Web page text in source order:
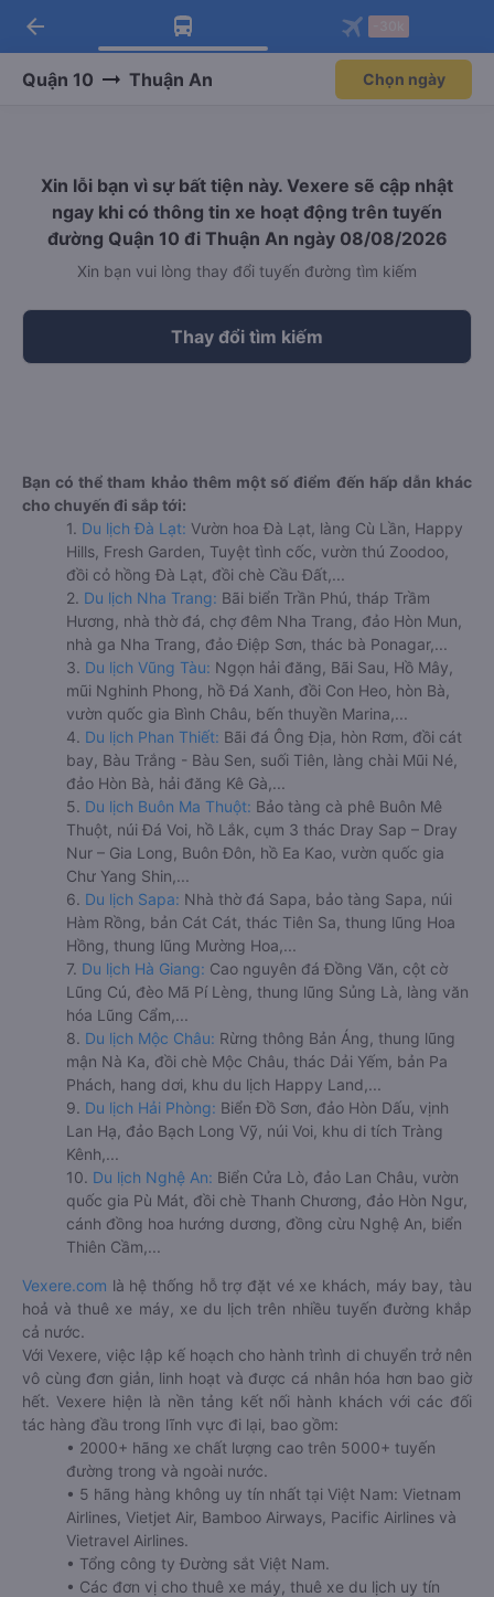
Tải app Vexere ngay!
Nhận ưu đãi thành viên độc
Mở app
Tải app Vexere
-30k/ghế khi đặt vé máy bay qua
Mở app
arrow_back
Quận 10 Thuận An Chọn ngày
Xin lỗi bạn vì sự bất tiện này. Vexere sẽ cập nhật
ngay khi có thông tin xe hoạt động trên tuyến
đường Quận 10 đi Thuận An ngày 08/08/2026
Xin bạn vui lòng thay đổi tuyến đường tìm kiếm
Thay đổi tìm kiếm
Bạn có thể tham khảo thêm một số điểm đến hấp dẫn khác
cho chuyến đi sắp tới:
1. Du lịch Đà Lạt: Vườn hoa Đà Lạt, làng Cù Lần, Happy
Hills, Fresh Garden, Tuyệt tình cốc, vườn thú Zoodoo,
đồi cỏ hồng Đà Lạt, đồi chè Cầu Đất,...
2. Du lịch Nha Trang: Bãi biển Trần Phú, tháp Trầm
Hương, nhà thờ đá, chợ đêm Nha Trang, đảo Hòn Mun,
nhà ga Nha Trang, đảo Điệp Sơn, thác bà Ponagar,...
3. Du lịch Vũng Tàu: Ngọn hải đăng, Bãi Sau, Hồ Mây,
mũi Nghinh Phong, hồ Đá Xanh, đồi Con Heo, hòn Bà,
vườn quốc gia Bình Châu, bến thuyền Marina,...
4. Du lịch Phan Thiết: Bãi đá Ông Địa, hòn Rơm, đồi cát
bay, Bàu Trắng - Bàu Sen, suối Tiên, làng chài Mũi Né,
đảo Hòn Bà, hải đăng Kê Gà,...
5. Du lịch Buôn Ma Thuột: Bảo tàng cà phê Buôn Mê
Thuột, núi Đá Voi, hồ Lắk, cụm 3 thác Dray Sap – Dray
Nur – Gia Long, Buôn Đôn, hồ Ea Kao, vườn quốc gia
Chư Yang Shin,...
6. Du lịch Sapa: Nhà thờ đá Sapa, bảo tàng Sapa, núi
Hàm Rồng, bản Cát Cát, thác Tiên Sa, thung lũng Hoa
Hồng, thung lũng Mường Hoa,...
7. Du lịch Hà Giang: Cao nguyên đá Đồng Văn, cột cờ
Lũng Cú, đèo Mã Pí Lèng, thung lũng Sủng Là, làng văn
hóa Lũng Cẩm,...
8. Du lịch Mộc Châu: Rừng thông Bản Áng, thung lũng
mận Nà Ka, đồi chè Mộc Châu, thác Dải Yếm, bản Pa
Phách, hang dơi, khu du lịch Happy Land,...
9. Du lịch Hải Phòng: Biển Đồ Sơn, đảo Hòn Dấu, vịnh
Lan Hạ, đảo Bạch Long Vỹ, núi Voi, khu di tích Tràng
Kênh,...
10. Du lịch Nghệ An: Biển Cửa Lò, đảo Lan Châu, vườn
quốc gia Pù Mát, đồi chè Thanh Chương, đảo Hòn Ngư,
cánh đồng hoa hướng dương, đồng cừu Nghệ An, biển
Thiên Cầm,...
Vexere.com là hệ thống hỗ trợ đặt vé xe khách, máy bay, tàu
hoả và thuê xe máy, xe du lịch trên nhiều tuyến đường khắp
cả nước.
Với Vexere, việc lập kế hoạch cho hành trình di chuyển trở nên
vô cùng đơn giản, linh hoạt và được cá nhân hóa hơn bao giờ
hết. Vexere hiện là nền tảng kết nối hành khách với các đối
tác hàng đầu trong lĩnh vực đi lại, bao gồm:
• 2000+ hãng xe chất lượng cao trên 5000+ tuyến
đường trong và ngoài nước.
• 5 hãng hàng không uy tín nhất tại Việt Nam: Vietnam
Airlines, Vietjet Air, Bamboo Airways, Pacific Airlines và
Vietravel Airlines.
• Tổng công ty Đường sắt Việt Nam.
• Các đơn vị cho thuê xe máy, thuê xe du lịch uy tín